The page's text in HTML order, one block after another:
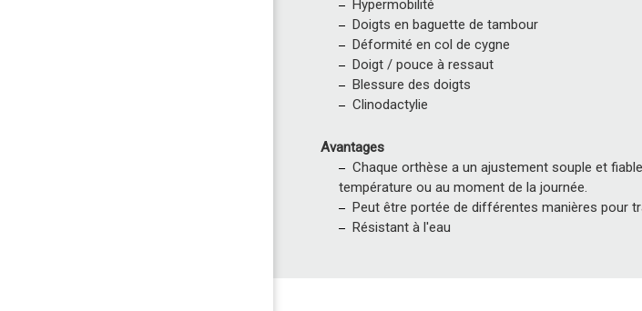
Hypermobilité
Doigts en baguette de tambour
Déformité en col de cygne
Doigt / pouce à ressaut
Blessure des doigts
Clinodactylie
Avantages
Chaque orthèse a un ajustement souple et
température ou au moment de la journée.
Peut être portée de différentes manières pour
Résistant à l'eau